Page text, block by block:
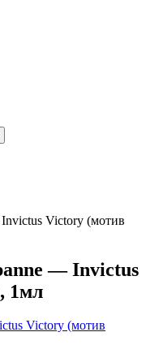
Victory (мотив
— Invictus
1мл